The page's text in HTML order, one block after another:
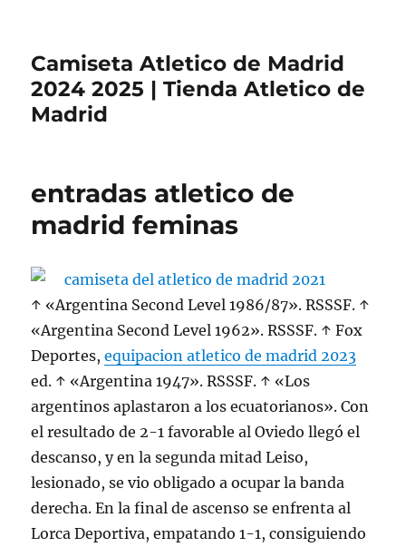
Camiseta Atletico de Madrid
2024 2025 | Tienda Atletico de
Madrid
entradas atletico de
madrid feminas
↑ «Argentina Second Level 1986/87». RSSSF. ↑
«Argentina Second Level 1962». RSSSF. ↑ Fox
Deportes,equipacion atletico de madrid 2023
ed. ↑ «Argentina 1947». RSSSF. ↑ «Los
argentinos aplastaron a los ecuatorianos». Con
el resultado de 2-1 favorable al Oviedo llegó el
descanso, y en la segunda mitad Leiso,
lesionado, se vio obligado a ocupar la banda
derecha. En la final de ascenso se enfrenta al
Lorca Deportiva, empatando 1-1, consiguiendo